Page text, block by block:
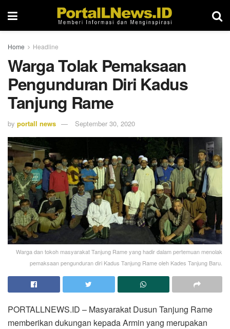
Home Headline
Warga Tolak Pemaksaan
Pengunduran Diri Kadus
Tanjung Rame
by portall news September 30, 2020
Warga dan tokoh masyarakat Tanjung Rame yang hadir dalam pertemuan menolak
pemaksaan pengunduran diri Kadus Tanjung Rame oleh Kades Tanjung Baru.
PORTALLNEWS.ID – Masyarakat Dusun Tanjung Rame
memberikan dukungan kepada Armin yang merupakan